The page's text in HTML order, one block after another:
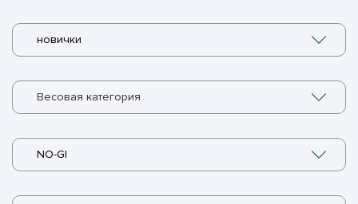
новички
Весовая категория
NO-GI